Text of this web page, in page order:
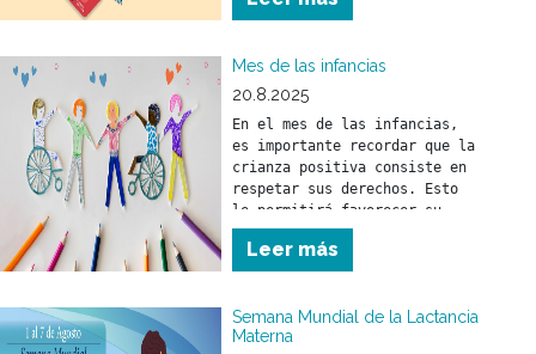
compromisos y acciones
Mes de las infancias
20.8.2025
En el mes de las infancias,
es importante recordar que la
crianza positiva consiste en
respetar sus derechos. Esto
le permitirá favorecer su
desarrollo físico, mental y
social.
Leer más
Semana Mundial de la Lactancia
Materna